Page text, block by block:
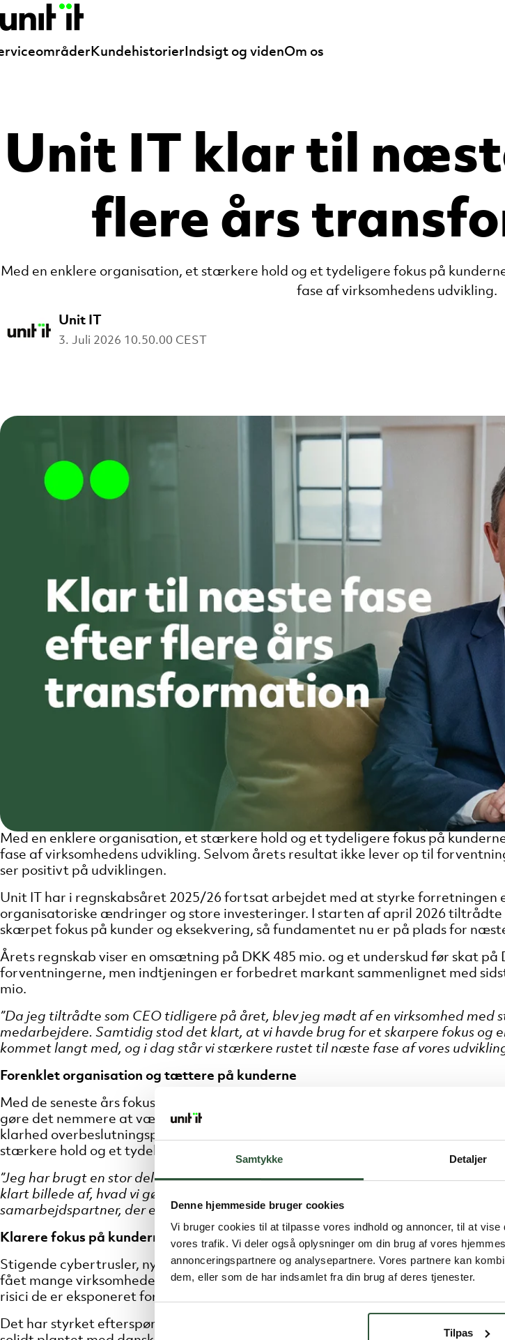
Samtykke Detaljer
Denne hjemmeside bruger cookies
Vi bruger cookies til at tilpasse vores indhold og annoncer, til at
vores trafik. Vi deler også oplysninger om din brug af vores
annonceringspartnere og analysepartnere. Vores partnere kan
dem, eller som de har indsamlet fra din brug af deres tjenester.
Tilpas
KundehistorierIndsigt og videnOm os
Unit IT klar til
flere års
Med en enklere organisation, et stærkere hold og et tydeligere fokus på
fase af virksomhedens udvikling.
Unit IT
3. Juli 2026 10.50.00 CEST
Med en enklere organisation, et stærkere hold og et tydeligere fokus på
fase af virksomhedens udvikling. Selvom årets resultat ikke lever op til
ser positivt på udviklingen.
Unit IT har i regnskabsåret 2025/26 fortsat arbejdet med at styrke
organisatoriske ændringer og store investeringer. I starten af april 2026 tiltrådte
skærpet fokus på kunder og eksekvering, så fundamentet nu er på plads for
Årets regnskab viser en omsætning på DKK 485 mio. og et underskud før skat på
forventningerne, men indtjeningen er forbedret markant sammenlignet med
mio.
”Da jeg tiltrådte som CEO tidligere på året, blev jeg mødt af en virksomhed
medarbejdere. Samtidig stod det klart, at vi havde brug for et skarpere fokus og
kommet langt med, og i dag står vi stærkere rustet til næste fase af vores
Forenklet organisation og tættere på kunderne
Med de seneste års fokus på vækst gennem opkøb og organisatoriske
gøre det nemmere at være kunde hos Unit IT. Der er blevet ryddet op i
klarhed overbeslutningsprocesserne og i prioriteringer. Det arbejde er Unit IT
stærkere hold og et tydeligere fokus på at omsætte virksomhedens tekniske
”Jeg har brugt en stor del af mine første måneder på at besøge kunder og høre
klart billede af, hvad vi gør rigtig godt, og hvor vi kan blive endnu bedre.
samarbejdspartner, der er tæt på deres forretning. Det er præcis den retning, vi
Klarere fokus på kundernes nye udfordringer
Stigende cybertrusler, nye regulatoriske krav og en voksende usikkerhed
fået mange virksomheder til at interessere sig langt mere for, hvor deres data
risici de er eksponeret for.
Det har styrket efterspørgslen efter løsninger inden for infrastruktur, cloud,